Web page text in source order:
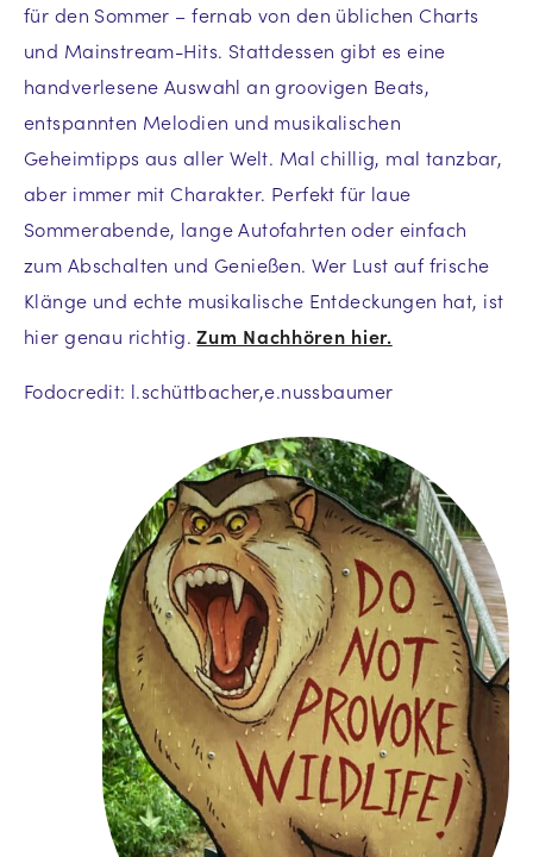
für den Sommer – fernab von den üblichen Charts
und Mainstream-Hits. Stattdessen gibt es eine
handverlesene Auswahl an groovigen Beats,
entspannten Melodien und musikalischen
Geheimtipps aus aller Welt. Mal chillig, mal tanzbar,
aber immer mit Charakter. Perfekt für laue
Sommerabende, lange Autofahrten oder einfach
zum Abschalten und Genießen. Wer Lust auf frische
Klänge und echte musikalische Entdeckungen hat, ist
hier genau richtig.Zum Nachhören hier.
Fodocredit: l.schüttbacher,e.nussbaumer